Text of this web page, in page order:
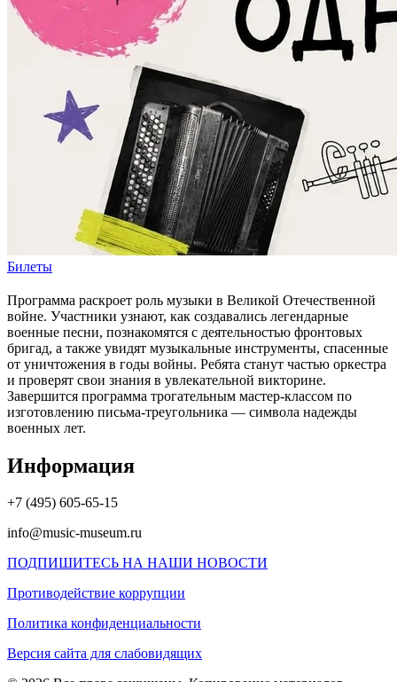
Билеты
Программа раскроет роль музыки в Великой Отечественной
войне. Участники узнают, как создавались легендарные
военные песни, познакомятся с деятельностью фронтовых
бригад, а также увидят музыкальные инструменты, спасенные
от уничтожения в годы войны. Ребята станут частью оркестра
и проверят свои знания в увлекательной викторине.
Завершится программа трогательным мастер-классом по
изготовлению письма-треугольника — символа надежды
военных лет.
Информация
+7 (495) 605-65-15
info@music-museum.ru
ПОДПИШИТЕСЬ НА НАШИ НОВОСТИ
Противодействие коррупции
Политика конфиденциальности
Версия сайта для слабовидящих